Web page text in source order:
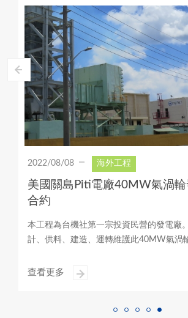
2022/08/08 海外工程
海地電網強化工程
2020年本社與業主OIDC(海外投資開發公
海地電力建設，包括輸電線工程及變電所